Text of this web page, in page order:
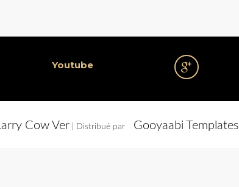
Youtube
Larry Cow Ver| Distribué par Gooyaabi Templates